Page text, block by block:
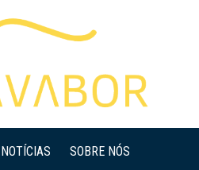
NOTÍCIAS SOBRE NÓS